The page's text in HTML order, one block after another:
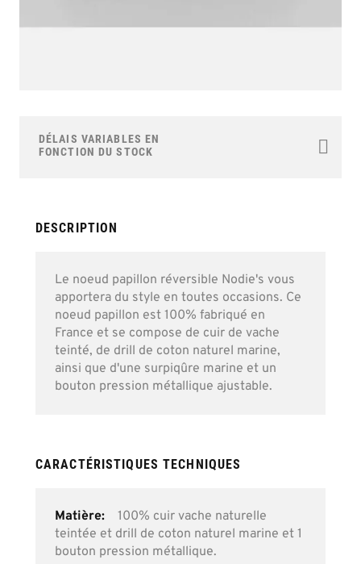
beginning
gallery
DÉLAIS VARIABLES EN
FONCTION DU STOCK
DESCRIPTION
Le noeud papillon réversible Nodie's vous
apportera du style en toutes occasions. Ce
noeud papillon est 100% fabriqué en
France et se compose de cuir de vache
teinté, de drill de coton naturel marine,
ainsi que d'une surpiqûre marine et un
bouton pression métallique ajustable.
CARACTÉRISTIQUES TECHNIQUES
Plus
d’information
100% cuir vache naturelle
teintée et drill de coton naturel marine et 1
bouton pression métallique.